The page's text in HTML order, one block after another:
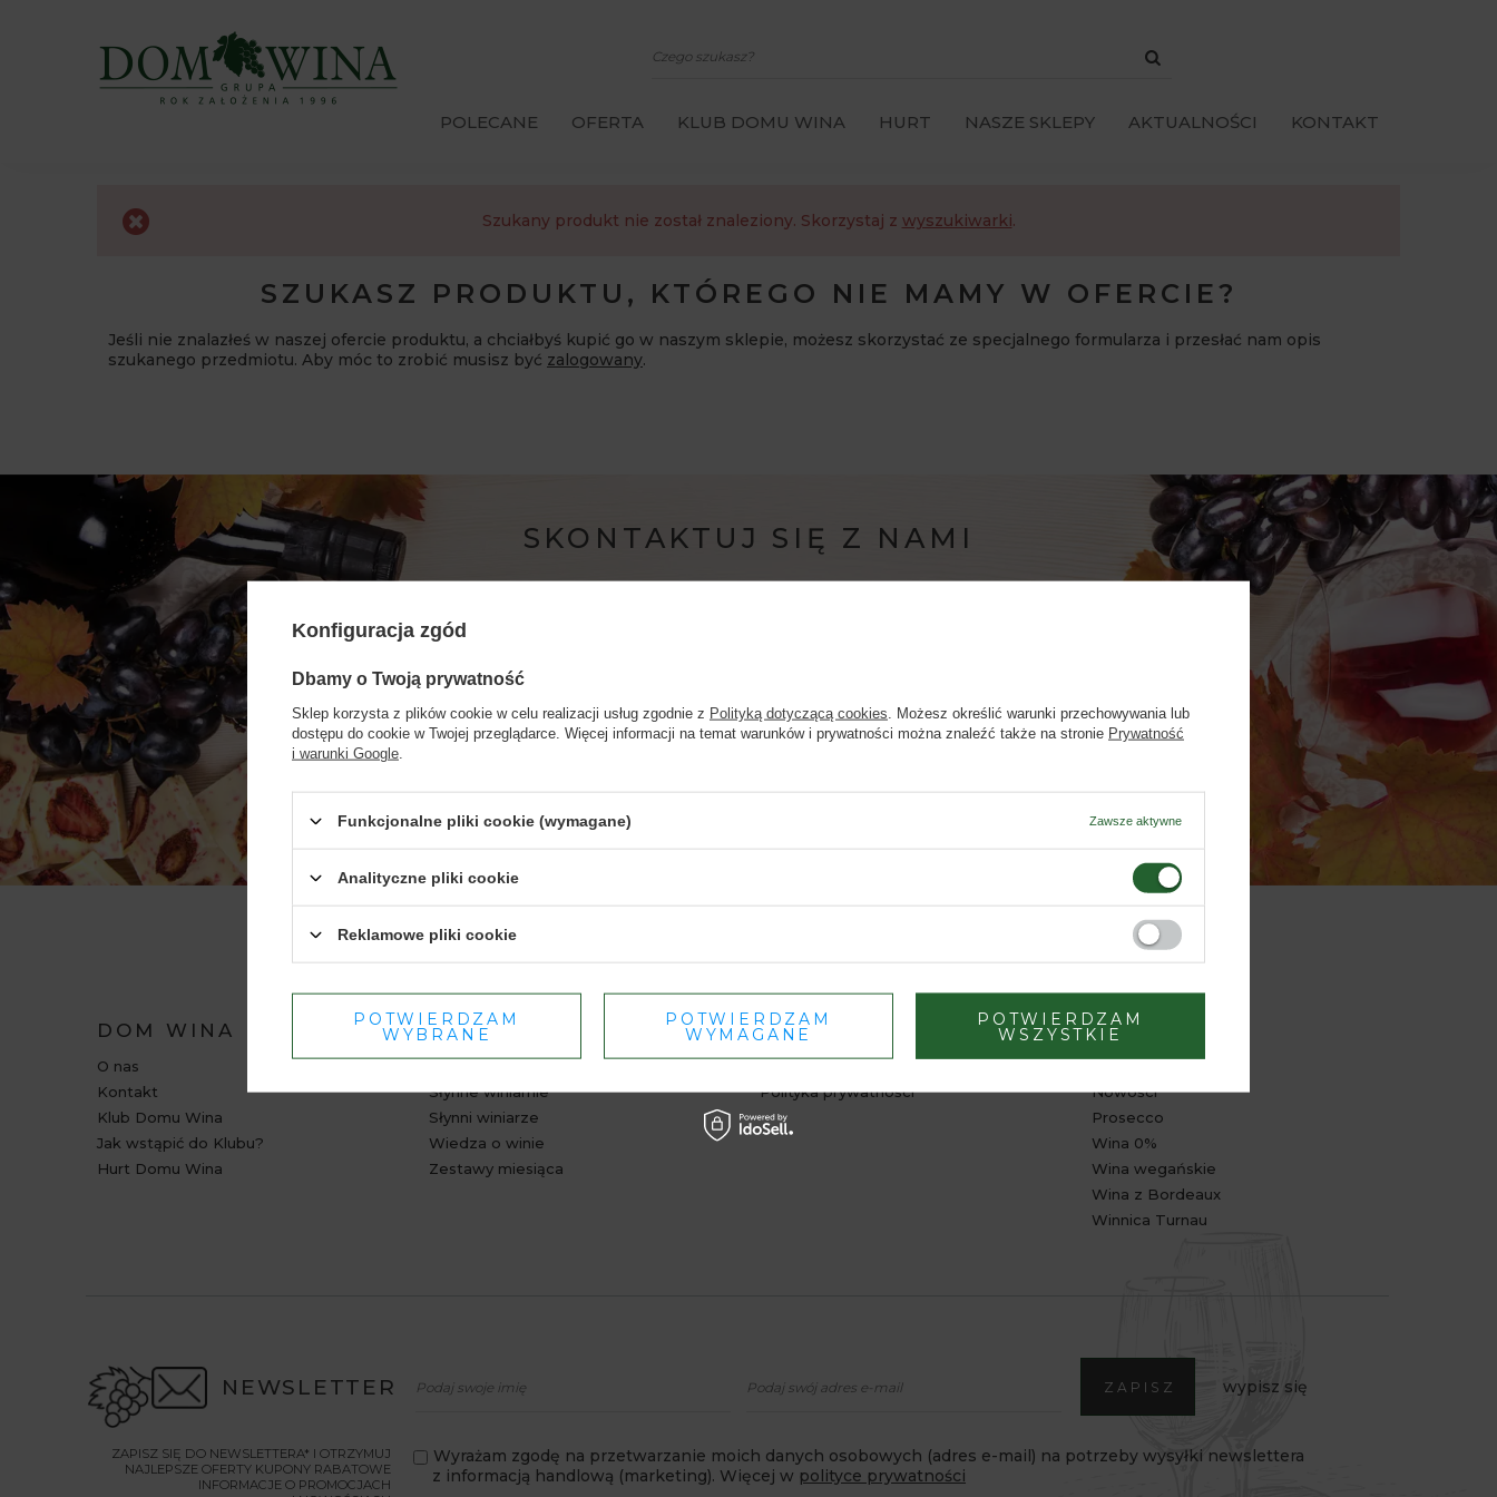
POLECANE OFERTA KLUB DOMU WINA HURT NASZE SKLEPY AKTUALNOŚCI KONTAKT
Szukany produkt nie został znaleziony. Skorzystaj z wyszukiwarki.
SZUKASZ PRODUKTU, KTÓREGO NIE MAMY W OFERCIE?
Jeśli nie znalazłeś w naszej ofercie produktu, a chciałbyś kupić go w naszym sklepie, możesz skorzystać ze specjalnego formularza i przesłać nam opis
szukanego przedmiotu. Aby móc to zrobić musisz być zalogowany.
SKONTAKTUJ SIĘ Z NAMI
DOM WINA
O nas
Kontakt
Klub Domu Wina
Jak wstąpić do Klubu?
Hurt Domu Wina
BAZA WIEDZY
Słynne winiarnie
Słynni winiarze
Wiedza o winie
Zestawy miesiąca
INFORMACJE
Polityka prywatności
POLECANE
Nowości
Prosecco
Wina 0%
Wina wegańskie
Wina z Bordeaux
Winnica Turnau
NEWSLETTER
ZAPISZ SIĘ DO NEWSLETTERA* I OTRZYMUJ
NAJLEPSZE OFERTY KUPONY RABATOWE
INFORMACJE O PROMOCJACH
ZAPISZ wypisz się
Wyrażam zgodę na przetwarzanie moich danych osobowych (adres e-mail) na potrzeby wysyłki newslettera
z informacją handlową (marketing). Więcej w polityce prywatności
Czy masz ukończone 18 lat?
Konfiguracja zgód
Dbamy o Twoją prywatność
Sklep korzysta z plików cookie w celu realizacji usług zgodnie z Polityką dotyczącą cookies . Możesz określić warunki przechowywania lub
dostępu do cookie w Twojej przeglądarce. Więcej informacji na temat warunków i prywatności można znaleźć także na stronie Prywatność
i warunki Google
Funkcjonalne pliki cookie (wymagane) Zawsze aktywne
Analityczne pliki cookie
Reklamowe pliki cookie
POTWIERDZAM
WYBRANE
POTWIERDZAM
WYMAGANE
POTWIERDZAM
WSZYSTKIE